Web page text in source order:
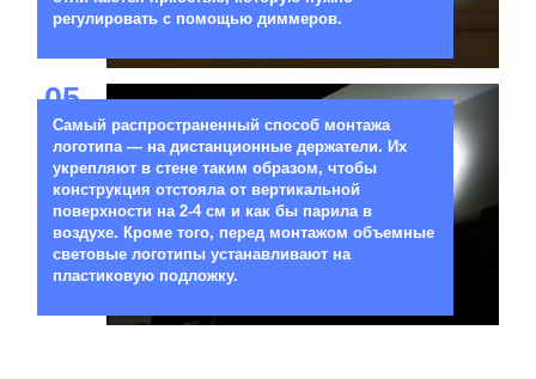
05
Самый распространенный способ монтажа
логотипа — на дистанционные держатели. Их
укрепляют в стене таким образом, чтобы
конструкция отстояла от вертикальной
поверхности на 2-4 см и как бы парила в
воздухе. Кроме того, перед монтажом объемные
световые логотипы устанавливают на
пластиковую подложку.